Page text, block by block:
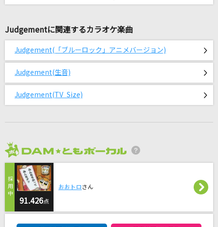
[良音]ちっぽけな勇気
東京ゴッドストリートボーイズ
OddRe:
バニラ
きゃない
モア]
命のユースティティア
Neru feat.鏡音レン
からくりピエロ
40mP feat.初音ミク
Judgementに関連するカラオケ楽曲
Judgement(「ブルーロック」アニメバージョン)
Judgement(生音)
Judgement(TV Size)
91.426点
おおトロさん